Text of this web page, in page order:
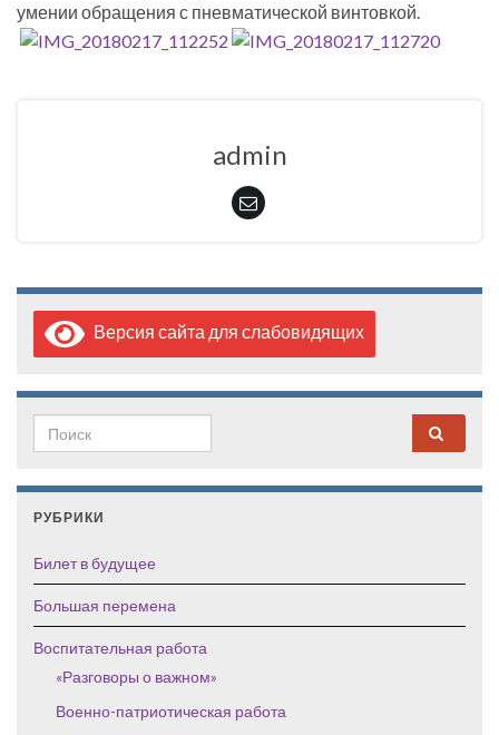
умении обращения с пневматической винтовкой.
admin
Версия сайта для слабовидящих
Search for:
РУБРИКИ
Билет в будущее
Большая перемена
Воспитательная работа
«Разговоры о важном»
Военно-патриотическая работа